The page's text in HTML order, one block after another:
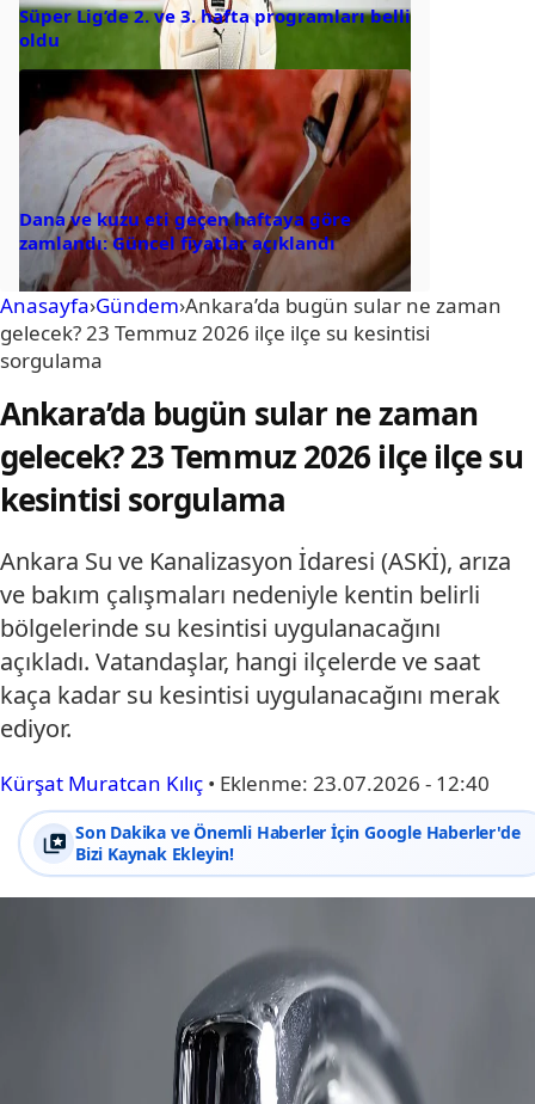
Süper Lig’de 2. ve 3. hafta programları belli
oldu
Dana ve kuzu eti geçen haftaya göre
zamlandı: Güncel fiyatlar açıklandı
Anasayfa›Gündem›Ankara’da bugün sular ne zaman
gelecek? 23 Temmuz 2026 ilçe ilçe su kesintisi
sorgulama
Ankara’da bugün sular ne zaman
gelecek? 23 Temmuz 2026 ilçe ilçe su
kesintisi sorgulama
Ankara Su ve Kanalizasyon İdaresi (ASKİ), arıza
ve bakım çalışmaları nedeniyle kentin belirli
bölgelerinde su kesintisi uygulanacağını
açıkladı. Vatandaşlar, hangi ilçelerde ve saat
kaça kadar su kesintisi uygulanacağını merak
ediyor.
Kürşat Muratcan Kılıç • Eklenme: 23.07.2026 - 12:40
Son Dakika ve Önemli Haberler İçin Google Haberler'de
Bizi Kaynak Ekleyin!